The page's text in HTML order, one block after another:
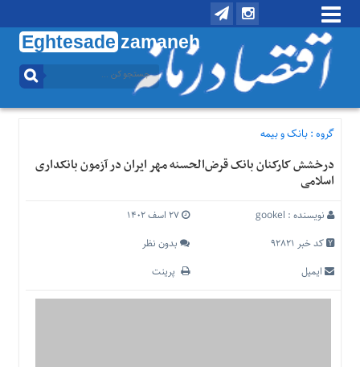
Eghtesade zamaneh
منوی
تماس
درباره
منوی
خانه
اقتصادی
اجتماعی
گروه :بانک و بیمه
درخشش کارکنان بانک قرض‌الحسنه مهر ایران در آزمون بانکداری
اسلامی
نویسنده : gookel
۲۷ اسف ۱۴۰۲
کد خبر 92821
بدون نظر
ایمیل
پرینت